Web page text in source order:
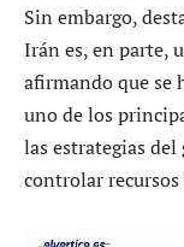
Sin embargo,
Irán es, en parte,
afirmando que se
uno de los
las estrategias
controlar